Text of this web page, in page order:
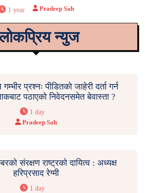
1 year Pradeep Sah
न्युज
गम्भीर प्रश्नः पीडितको जाहेरी दर्ता गर्न
पठाएको निवेदनसमेत बेवास्ता ?
1 day
Pradeep Sah
संरक्षण राष्ट्रको दायित्व : अध्यक्ष
हरिप्रसाद रेग्मी
1 day